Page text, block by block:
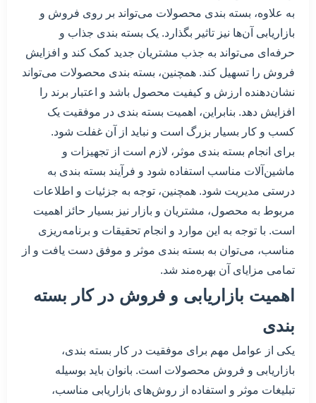
به علاوه، بسته بندی محصولات می‌تواند بر روی فروش و
بازاریابی آن‌ها نیز تاثیر بگذارد. یک بسته بندی جذاب و
حرفه‌ای می‌تواند به جذب مشتریان جدید کمک کند و افزایش
فروش را تسهیل کند. همچنین، بسته بندی محصولات می‌تواند
نشان‌دهنده ارزش و کیفیت محصول باشد و اعتبار برند را
افزایش دهد. بنابراین، اهمیت بسته بندی در موفقیت یک
کسب و کار بسیار بزرگ است و نباید از آن غفلت شود.
برای انجام بسته بندی موثر، لازم است از تجهیزات و
ماشین‌آلات مناسب استفاده شود و فرآیند بسته بندی به
درستی مدیریت شود. همچنین، توجه به جزئیات و اطلاعات
مربوط به محصول، مشتریان و بازار نیز بسیار حائز اهمیت
است. با توجه به این موارد و انجام تحقیقات و برنامه‌ریزی
مناسب، می‌توان به بسته بندی موثر و موفق دست یافت و از
تمامی مزایای آن بهره‌مند شد.
اهمیت بازاریابی و فروش در کار بسته
بندی
یکی از عوامل مهم برای موفقیت در کار بسته بندی،
بازاریابی و فروش محصولات است. بانوان باید بوسیله
تبلیغات موثر و استفاده از روش‌های بازاریابی مناسب،